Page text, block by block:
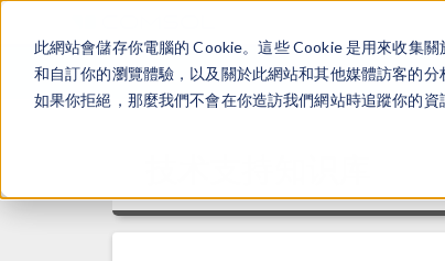
此網站會儲存你電腦的 Cookie。這些 Cookie 是用來收集
和自訂你的瀏覽體驗，以及關於此網站和其他媒體訪客的
如果你拒絕，那麼我們不會在你造訪我們網站時追蹤你的